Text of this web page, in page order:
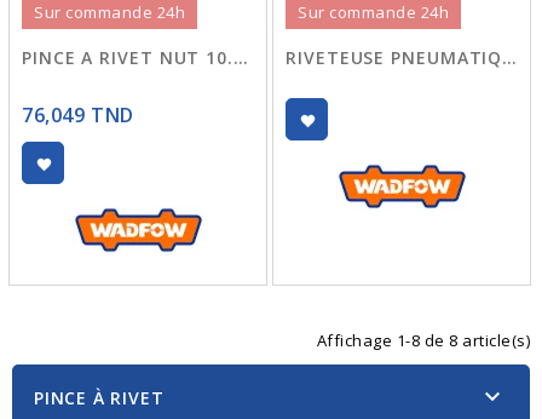
Sur commande 24h
PINCE A RIVET NUT 10.5" 4M WHR5710
76,049 TND
Sur commande 24h
RIVETEUSE PNEUMATIQUE WAT6517
Affichage 1-8 de 8 article(s)
PINCE À RIVET 